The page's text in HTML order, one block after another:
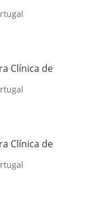
Clínica de
Clínica de